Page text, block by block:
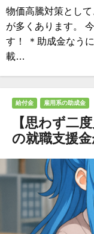
物価高騰対策とし
が多くあります。
す！ ＊助成金なう
載…
給付金 雇用系の助成金
【思わず二
の就職支援